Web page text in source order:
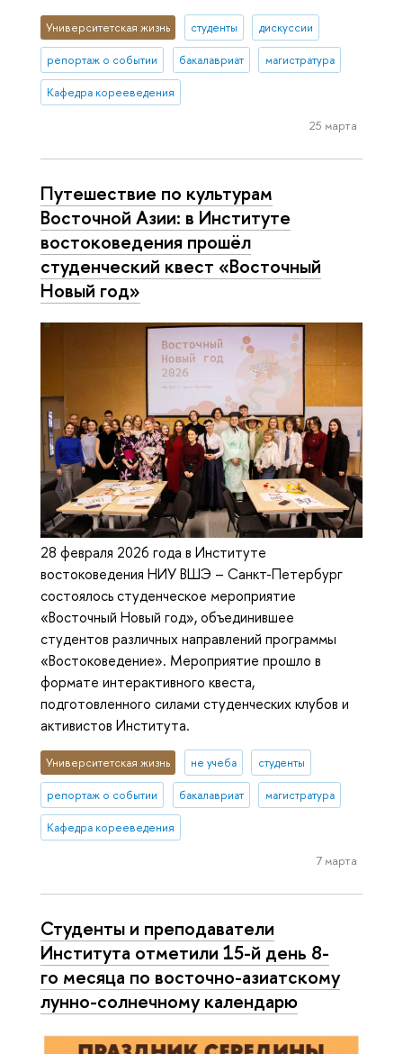
Университетская жизнь студенты дискуссии
репортаж о событии бакалавриат магистратура
Кафедра корееведения
25 марта
Путешествие по культурам
Восточной Азии: в Институте
востоковедения прошёл
студенческий квест «Восточный
Новый год»
28 февраля 2026 года в Институте
востоковедения НИУ ВШЭ – Санкт-Петербург
состоялось студенческое мероприятие
«Восточный Новый год», объединившее
студентов различных направлений программы
«Востоковедение». Мероприятие прошло в
формате интерактивного квеста,
подготовленного силами студенческих клубов и
активистов Института.
Университетская жизнь не учеба студенты
репортаж о событии бакалавриат магистратура
Кафедра корееведения
7 марта
Студенты и преподаватели
Института отметили 15-й день 8-
го месяца по восточно-азиатскому
лунно-солнечному календарю